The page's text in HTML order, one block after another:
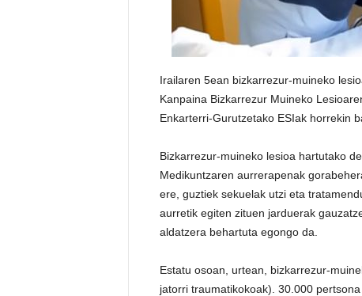
Irailaren 5ean bizkarrezur-muineko
Kanpaina Bizkarrezur Muineko
Enkarterri-Gurutzetako ESIak horrekin
Bizkarrezur-muineko lesioa hartutako
Medikuntzaren aurrerapenak
ere, guztiek sekuelak utzi eta
aurretik egiten zituen jarduerak
aldatzera behartuta egongo da.
Estatu osoan, urtean, bizkarrezur-
jatorri traumatikokoak). 30.000